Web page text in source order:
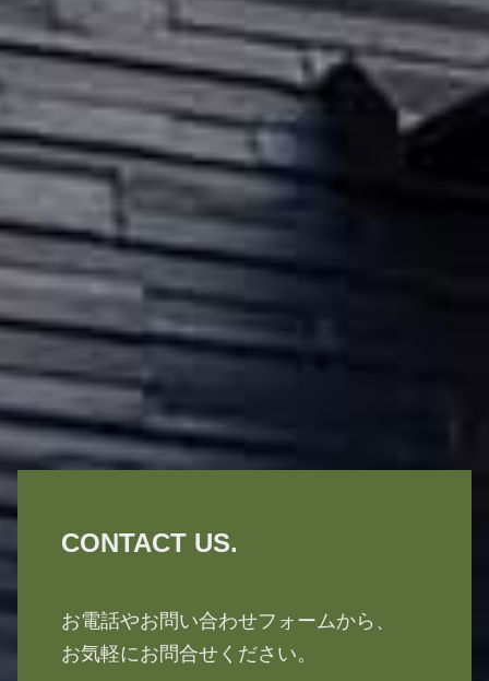
CONTACT US.
お電話やお問い合わせフォームから、
お気軽にお問合せください。